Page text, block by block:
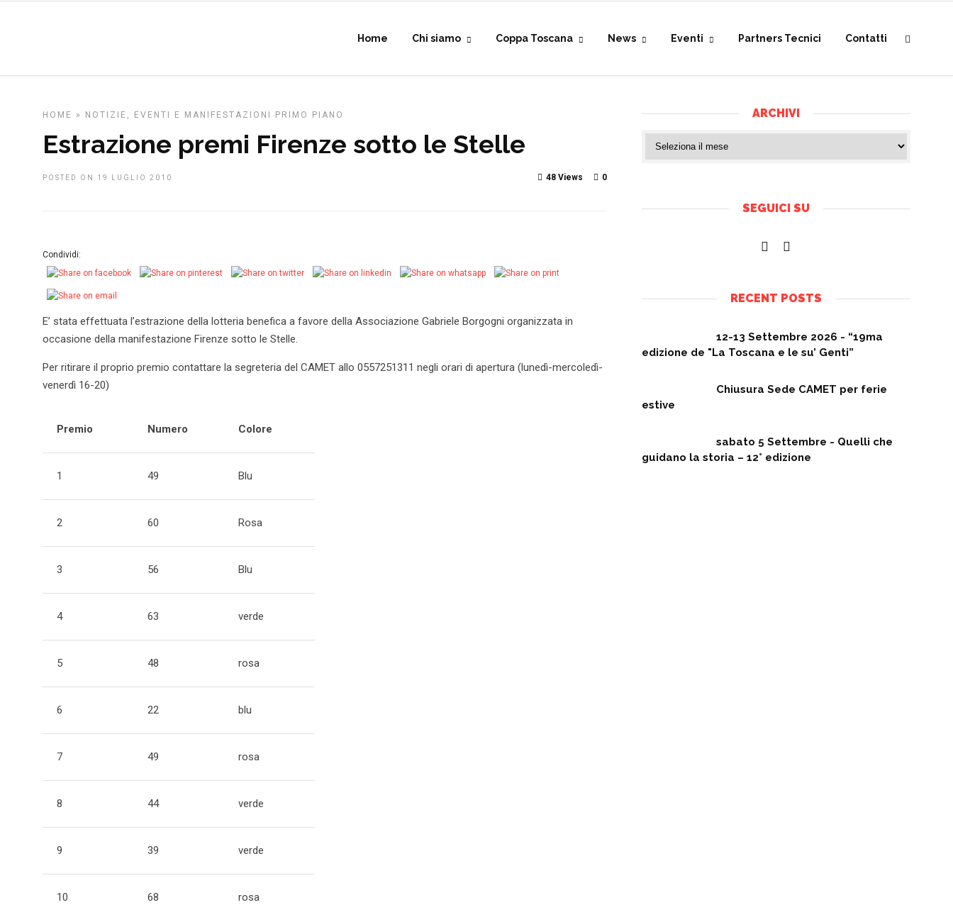
Home Chi siamo Coppa Toscana News Eventi Partners Tecnici Contatti
HOME » NOTIZIE, EVENTI E MANIFESTAZIONI PRIMO PIANO
Estrazione premi Firenze sotto le Stelle
POSTED ON 19 LUGLIO 2010 0
48 Views
Condividi:
E’ stata effettuata l’estrazione della lotteria benefica a favore della Associazione Gabriele Borgogni organizzata in
occasione della manifestazione Firenze sotto le Stelle.
Per ritirare il proprio premio contattare la segreteria del CAMET allo 0557251311 negli orari di apertura (lunedì-mercoledì-
venerdì 16-20)
Premio Numero Colore
1 49 Blu
2 60 Rosa
3 56 Blu
4 63 verde
5 48 rosa
6 22 blu
7 49 rosa
8 44 verde
9 39 verde
10 68 rosa
ARCHIVI
SEGUICI SU
RECENT POSTS
12-13 Settembre 2026 - “19ma
edizione de "La Toscana e le su’ Genti”
Chiusura Sede CAMET per ferie
estive
sabato 5 Settembre - Quelli che
guidano la storia – 12° edizione